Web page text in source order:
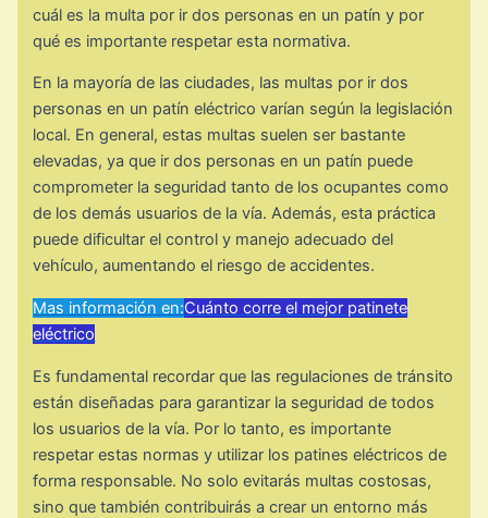
cuál es la multa por ir dos personas en un patín y por
qué es importante respetar esta normativa.
En la mayoría de las ciudades, las multas por ir dos
personas en un patín eléctrico varían según la legislación
local. En general, estas multas suelen ser bastante
elevadas, ya que ir dos personas en un patín puede
comprometer la seguridad tanto de los ocupantes como
de los demás usuarios de la vía. Además, esta práctica
puede dificultar el control y manejo adecuado del
vehículo, aumentando el riesgo de accidentes.
Mas información en:Cuánto corre el mejor patinete
eléctrico
Es fundamental recordar que las regulaciones de tránsito
están diseñadas para garantizar la seguridad de todos
los usuarios de la vía. Por lo tanto, es importante
respetar estas normas y utilizar los patines eléctricos de
forma responsable. No solo evitarás multas costosas,
sino que también contribuirás a crear un entorno más